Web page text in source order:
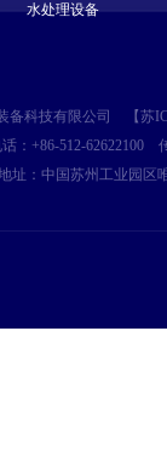
水处理设备
备科技有限公司 【苏
话：+86-512-62622100
址：中国苏州工业园区